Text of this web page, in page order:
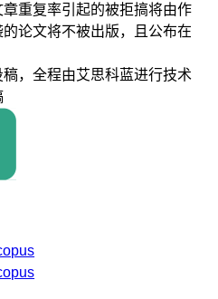
重复率引起的被拒搞将由作
论文将不被出版，且公布在
，全程由艾思科蓝进行技术